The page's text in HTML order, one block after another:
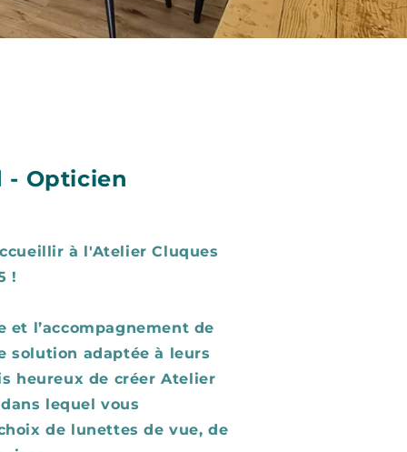
- Opticien
à l'Atelier Cluques
!
et l’accompagnement de
solution adaptée à leurs
heureux de créer Atelier
lequel vous
de lunettes de vue, de